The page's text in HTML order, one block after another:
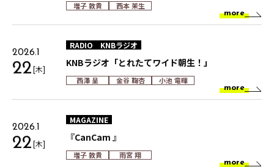
増子 敦貴 西本 茉生
more
2026.1
22[木]
RADIO KNBラジオ
KNBラジオ「とれたてワイド朝生！」
西澤 呈 金谷 鞠杏 小池 竜暉
more
2026.1
22[木]
MAGAZINE
『CanCam 』
増子 敦貴 雨宮 翔
more